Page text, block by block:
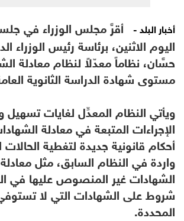
أخبار البلد - أقرَّ مجلس الوزراء في
اليوم الاثنين، برئاسة رئيس الوزراء
حسَّان، نظاماً معدّلاً لنظام معادلة
مستوى شهادة الدراسة الثانوية العامة
ويأتي النظام المعدِّل لغايات
الإجراءات المتبعة في معادلة
أحكام قانونية جديدة لتغطية
واردة في النظام السابق، مثل
الشهادات غير المنصوص عليها في
شروط على الشهادات التي لا تستوفي
المحددة.